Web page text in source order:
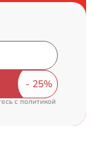
cполитикой